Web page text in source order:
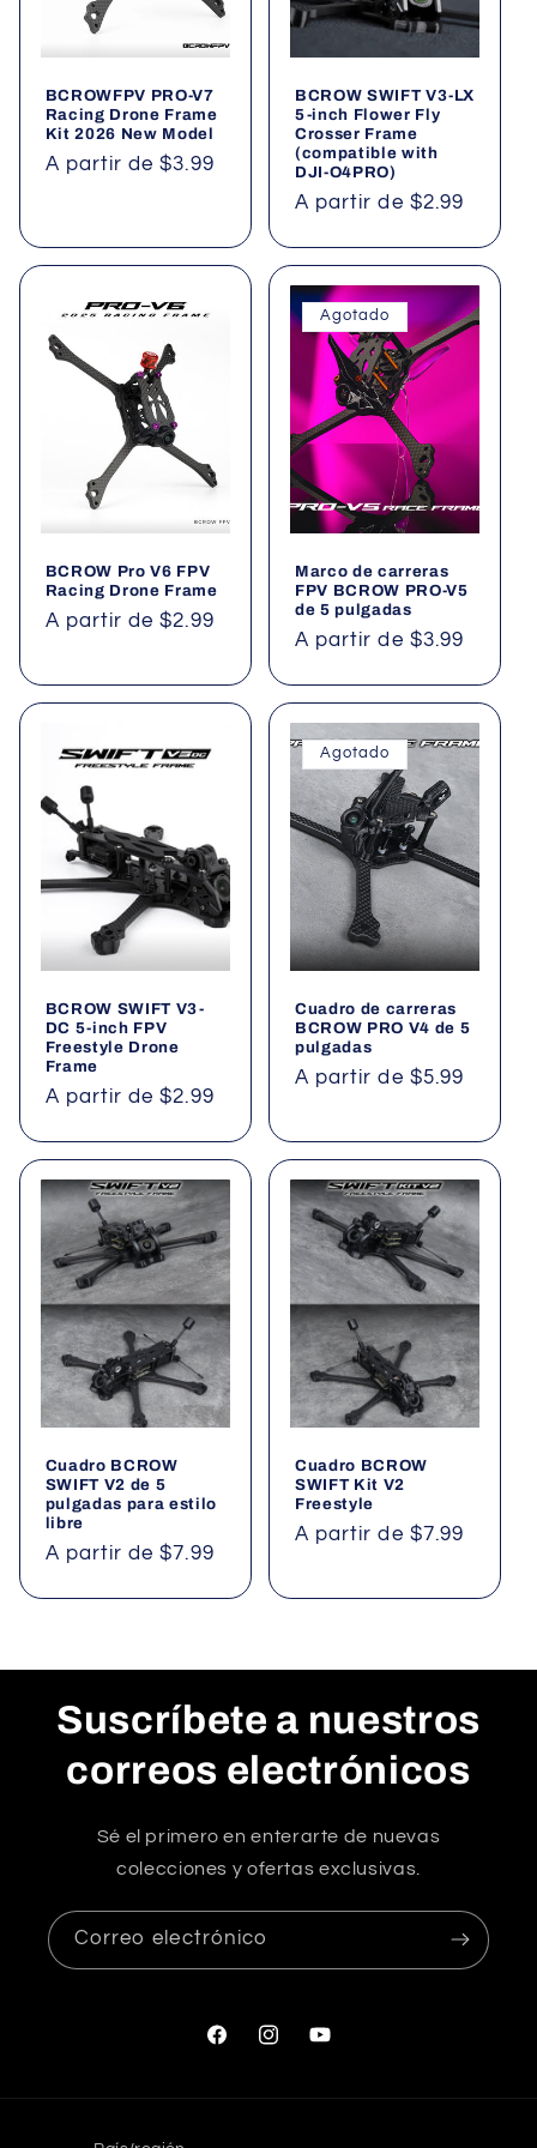
n
BCROWFPV PRO-V7
Racing Drone Frame
Kit 2026 New Model
Precio
A partir de $3.99
BCROW SWIFT V3-LX
5-inch Flower Fly
Crosser Frame
(compatible with
DJI-O4PRO)
Precio
A partir de $2.99
BCROW Pro V6 FPV
Racing Drone Frame
Precio
A partir de $2.99
Agotado
Marco de carreras
FPV BCROW PRO-V5
de 5 pulgadas
Precio
A partir de $3.99
BCROW SWIFT V3-
DC 5-inch FPV
Freestyle Drone
Frame
Precio
A partir de $2.99
Agotado
Cuadro de carreras
BCROW PRO V4 de 5
pulgadas
Precio
A partir de $5.99
Cuadro BCROW
SWIFT V2 de 5
pulgadas para estilo
libre
Precio
A partir de $7.99
Cuadro BCROW
SWIFT Kit V2
Freestyle
Precio
A partir de $7.99
Suscríbete a nuestros
correos electrónicos
Sé el primero en enterarte de nuevas
colecciones y ofertas exclusivas.
Correo electrónico
FacebookInstagramYouTube